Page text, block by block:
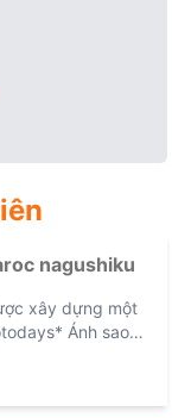
nagushiku
xây dựng một
Ánh sao
ngạt, dịu êm